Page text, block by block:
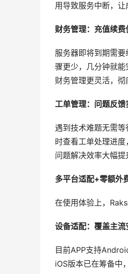
用导致服务中断，让
财务管理：充值续
服务器即将到期需
骤更少，几分钟就
财务管理更灵活，彻
工单管理：问题反
遇到技术难题无需
时查看工单处理进
问题解决效率大幅提
多平台适配+零额外
在使用体验上，
设备适配：覆盖主
目前APP支持
iOS版本已在筹备中